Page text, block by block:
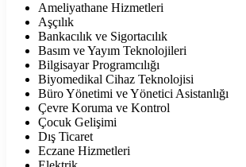
Ameliyathane Hizmetleri
Aşçılık
Bankacılık ve Sigortacılık
Basım ve Yayım Teknolojileri
Bilgisayar Programcılığı
Biyomedikal Cihaz Teknolojisi
Büro Yönetimi ve Yönetici Asistanlığı
Çevre Koruma ve Kontrol
Çocuk Gelişimi
Dış Ticaret
Eczane Hizmetleri